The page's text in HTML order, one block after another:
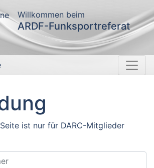
Willkommen beim
ARDF-Funksportreferat
ist nur für DARC-Mitglieder